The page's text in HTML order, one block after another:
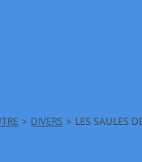
> DIVERS > LES SAULES